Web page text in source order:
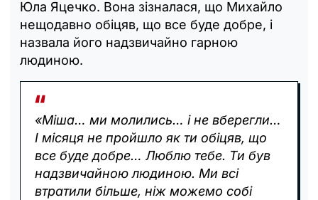
Юла Яцечко. Вона зізналася, що Михайло
нещодавно обіцяв, що все буде добре, і
назвала його надзвичайно гарною
людиною.
«Міша… ми молились… і не вберегли…
І місяця не пройшло як ти обіцяв, що
все буде добре… Люблю тебе. Ти був
надзвичайною людиною. Ми всі
втратили більше, ніж можемо собі